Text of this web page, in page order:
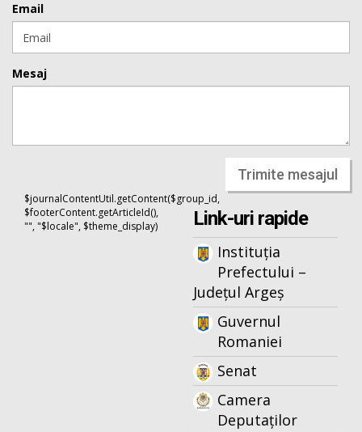
Email
Mesaj
Trimite mesajul
$journalContentUtil.getContent($group_id,
$footerContent.getArticleId(),
"", "$locale", $theme_display)
Link-uri rapide
Instituția
Prefectului –
Județul Argeș
Guvernul
Romaniei
Senat
Camera
Deputaților